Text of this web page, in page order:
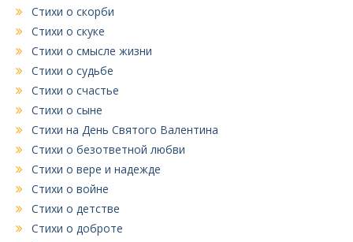
Стихи о скорби
Стихи о скуке
Стихи о смысле жизни
Стихи о судьбе
Стихи о счастье
Стихи о сыне
Стихи на День Святого Валентина
Стихи о безответной любви
Стихи о вере и надежде
Стихи о войне
Стихи о детстве
Стихи о доброте